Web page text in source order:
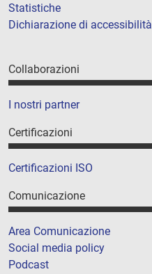
Statistiche
Dichiarazione di accessibilità
Collaborazioni
I nostri partner
Certificazioni
Certificazioni ISO
Comunicazione
Area Comunicazione
Social media policy
Podcast